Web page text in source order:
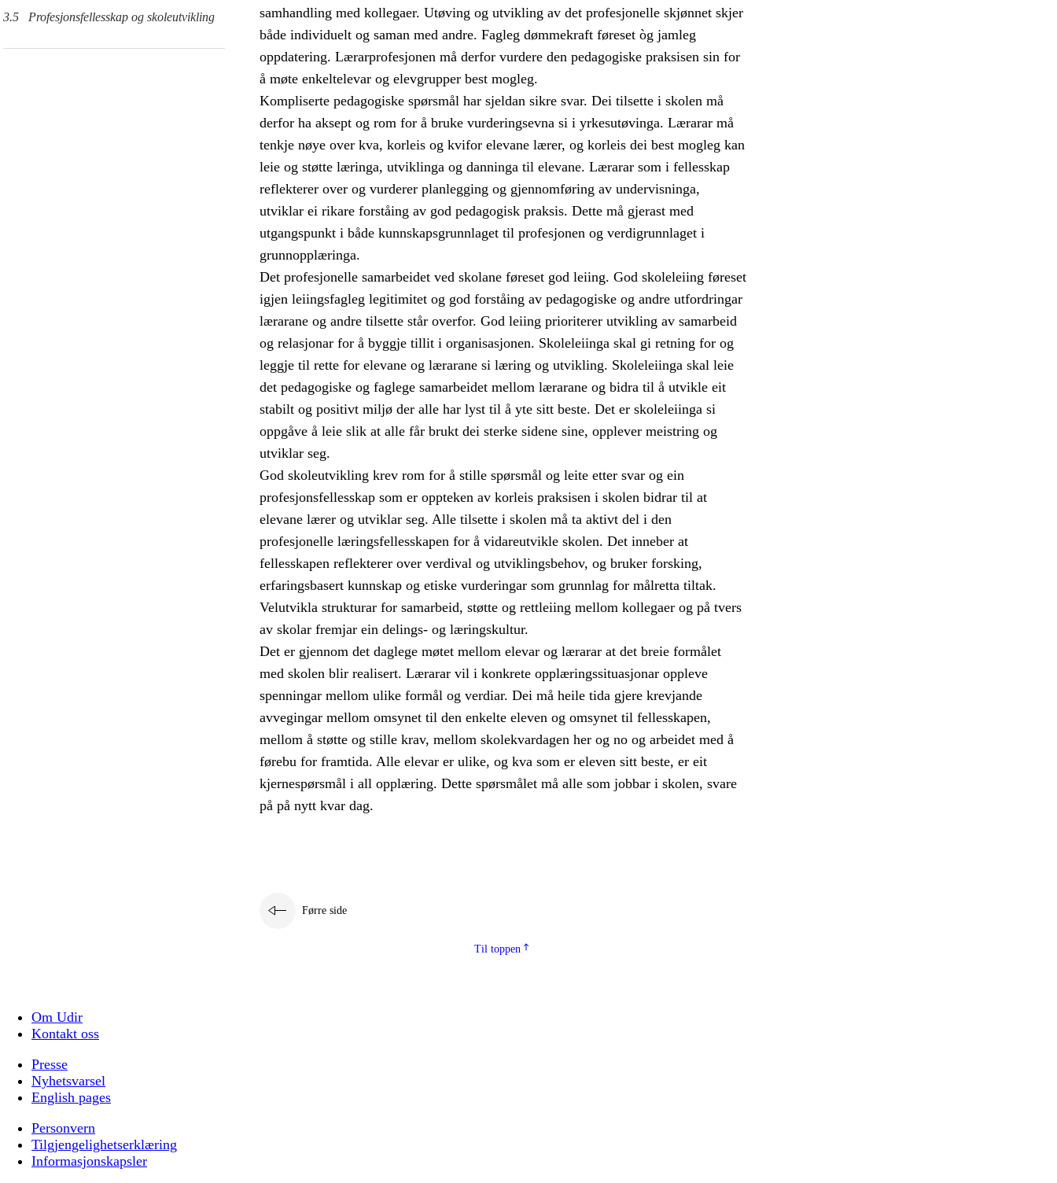
3.5 Profesjonsfellesskap og skoleutvikling
samhandling med kollegaer. Utøving og utvikling av det profesjonelle skjønnet skjer
både individuelt og saman med andre. Fagleg dømmekraft føreset òg jamleg
oppdatering. Lærarprofesjonen må derfor vurdere den pedagogiske praksisen sin for
å møte enkeltelevar og elevgrupper best mogleg.
Kompliserte pedagogiske spørsmål har sjeldan sikre svar. Dei tilsette i skolen må
derfor ha aksept og rom for å bruke vurderingsevna si i yrkesutøvinga. Lærarar må
tenkje nøye over kva, korleis og kvifor elevane lærer, og korleis dei best mogleg kan
leie og støtte læringa, utviklinga og danninga til elevane. Lærarar som i fellesskap
reflekterer over og vurderer planlegging og gjennomføring av undervisninga,
utviklar ei rikare forståing av god pedagogisk praksis. Dette må gjerast med
utgangspunkt i både kunnskapsgrunnlaget til profesjonen og verdigrunnlaget i
grunnopplæringa.
Det profesjonelle samarbeidet ved skolane føreset god leiing. God skoleleiing føreset
igjen leiingsfagleg legitimitet og god forståing av pedagogiske og andre utfordringar
lærarane og andre tilsette står overfor. God leiing prioriterer utvikling av samarbeid
og relasjonar for å byggje tillit i organisasjonen. Skoleleiinga skal gi retning for og
leggje til rette for elevane og lærarane si læring og utvikling. Skoleleiinga skal leie
det pedagogiske og faglege samarbeidet mellom lærarane og bidra til å utvikle eit
stabilt og positivt miljø der alle har lyst til å yte sitt beste. Det er skoleleiinga si
oppgåve å leie slik at alle får brukt dei sterke sidene sine, opplever meistring og
utviklar seg.
God skoleutvikling krev rom for å stille spørsmål og leite etter svar og ein
profesjonsfellesskap som er oppteken av korleis praksisen i skolen bidrar til at
elevane lærer og utviklar seg. Alle tilsette i skolen må ta aktivt del i den
profesjonelle læringsfellesskapen for å vidareutvikle skolen. Det inneber at
fellesskapen reflekterer over verdival og utviklingsbehov, og bruker forsking,
erfaringsbasert kunnskap og etiske vurderingar som grunnlag for målretta tiltak.
Velutvikla strukturar for samarbeid, støtte og rettleiing mellom kollegaer og på tvers
av skolar fremjar ein delings- og læringskultur.
Det er gjennom det daglege møtet mellom elevar og lærarar at det breie formålet
med skolen blir realisert. Lærarar vil i konkrete opplæringssituasjonar oppleve
spenningar mellom ulike formål og verdiar. Dei må heile tida gjere krevjande
avvegingar mellom omsynet til den enkelte eleven og omsynet til fellesskapen,
mellom å støtte og stille krav, mellom skolekvardagen her og no og arbeidet med å
førebu for framtida. Alle elevar er ulike, og kva som er eleven sitt beste, er eit
kjernespørsmål i all opplæring. Dette spørsmålet må alle som jobbar i skolen, svare
på på nytt kvar dag.
Førre side
Til toppen
Om Udir
Kontakt oss
Presse
Nyhetsvarsel
English pages
Personvern
Tilgjengelighetserklæring
Informasjonskapsler